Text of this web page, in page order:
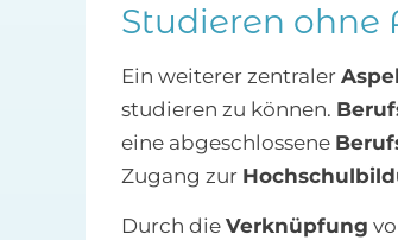
Studieren ohne
Ein weiterer zentraler
studieren zu können.
eine abgeschlossene
Zugang zur
Durch die Verknüpfung